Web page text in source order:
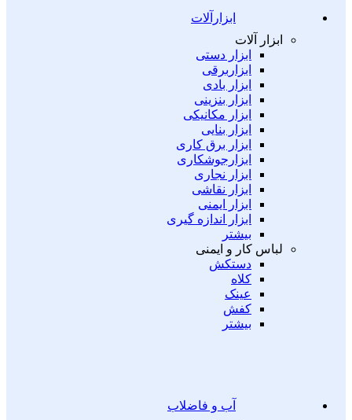
ابزارآلات
ابزار آلات
ابزار دستی
ابزاربرقی
ابزار بادی
ابزار بنزینی
ابزار مکانیکی
ابزار بنایی
ابزار برق کاری
ابزارجوشکاری
ابزار نجاری
ابزار نقاشی
ابزار ایمنی
ابزار اندازه گیری
بیشتر
لباس کار و ایمنی
دستکش
کلاه
عینک
کفش
بیشتر
آب و فاضلاب